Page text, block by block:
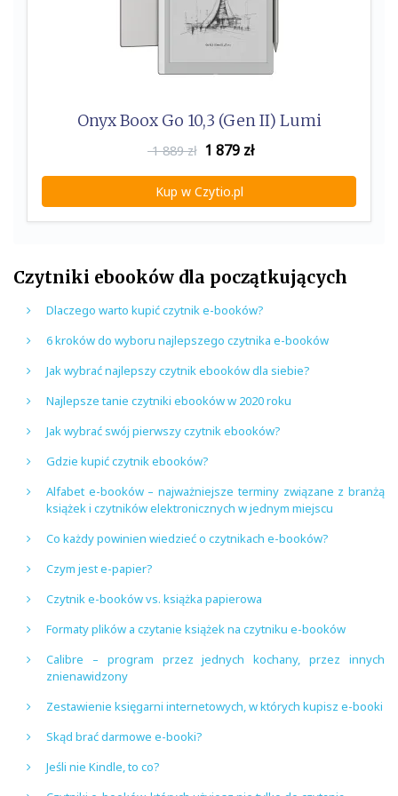
Onyx Boox Go 10,3 (Gen II) Lumi
1 889 zł 1 879zł
Kup w Czytio.pl
Czytniki ebooków dla początkujących
Dlaczego warto kupić czytnik e-booków?
6 kroków do wyboru najlepszego czytnika e-booków
Jak wybrać najlepszy czytnik ebooków dla siebie?
Najlepsze tanie czytniki ebooków w 2020 roku
Jak wybrać swój pierwszy czytnik ebooków?
Gdzie kupić czytnik ebooków?
Alfabet e-booków – najważniejsze terminy związane z branżą
książek i czytników elektronicznych w jednym miejscu
Co każdy powinien wiedzieć o czytnikach e-booków?
Czym jest e-papier?
Czytnik e-booków vs. książka papierowa
Formaty plików a czytanie książek na czytniku e-booków
Calibre – program przez jednych kochany, przez innych
znienawidzony
Zestawienie księgarni internetowych, w których kupisz e-booki
Skąd brać darmowe e-booki?
Jeśli nie Kindle, to co?